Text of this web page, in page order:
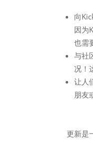
向
因为
也需
与社
况！
让人
朋友
更新是